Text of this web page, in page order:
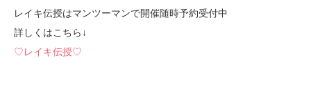
レイキ伝授はマンツーマンで開催随時予約受付中
詳しくはこちら↓
♡レイキ伝授♡